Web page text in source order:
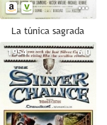
La túnica sagrada
6.0
1954